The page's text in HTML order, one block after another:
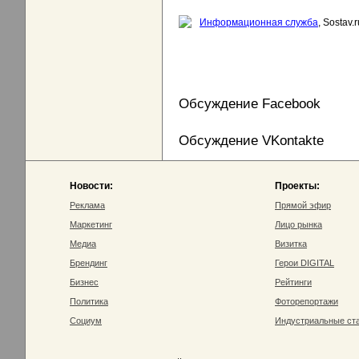
Информационная служба,
Обсуждение Facebook
Обсуждение VKontakte
Новости:
Реклама
Маркетинг
Медиа
Брендинг
Бизнес
Политика
Социум
Проекты:
Прямой эфир
Лицо рынка
Визитка
Герои DIGITAL
Рейтинги
Фоторепортажи
Индустриальные